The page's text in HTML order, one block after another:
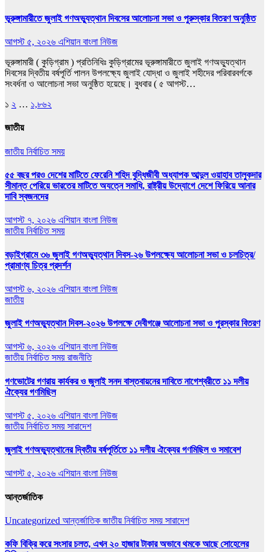
ভূরুঙ্গামারীতে জুলাই গণঅভ‍্যুত্থান দিবসের আলোচনা সভা ও পুরুস্কার বিতরণ অনুষ্ঠিত
আগস্ট ৫, ২০২৬ এশিয়ান বাংলা নিউজ
ভূরুঙ্গামারী ( কুড়িগ্রাম ) প্রতিনিধিঃ কুড়িগ্রামের ভূরুঙ্গামারীতে জুলাই গণঅভ‍্যুত্থান
দিবসের দ্বিতীয় বর্ষপূর্তি পালন উপলক্ষ্যে জুলাই যোদ্ধা ও জুলাই শহীদের পরিবারবর্গকে
সংবর্ধনা ও আলোচনা সভা অনুষ্ঠিত হয়েছে। বুধবার ( ৫ আগস্ট…
Posts
pagination
১ ২ … ১,৮৬২
জাতীয়
জাতীয় নির্বাচিত সময়
৫৫ বছর পরও দেশের মাটিতে ফেরেনি শহিদ বুদ্ধিজীবী অধ্যাপক আব্দুল ওয়াহাব তালুকদার
সীমান্ত পেরিয়ে ভারতের মাটিতে অযত্নে সমাধি, রাষ্ট্রীয় উদ্যোগে দেশে ফিরিয়ে আনার
দাবি স্বজনদের
আগস্ট ৭, ২০২৬ এশিয়ান বাংলা নিউজ
জাতীয় নির্বাচিত সময়
বড়াইগ্রামে ৩৬ জুলাই গণঅভ্যুত্থান দিবস-২৬ উপলক্ষ্যে আলোচনা সভা ও চলচিত্র/
প্রামাণ্য চিত্র প্রদর্শন
আগস্ট ৬, ২০২৬ এশিয়ান বাংলা নিউজ
জাতীয়
জুলাই গণঅভ্যুত্থান দিবস-২০২৬ উপলক্ষে দেবীগঞ্জে আলোচনা সভা ও পুরস্কার বিতরণ
আগস্ট ৬, ২০২৬ এশিয়ান বাংলা নিউজ
জাতীয় নির্বাচিত সময় রাজনীতি
গণভোটের গণরায় কার্যকর ও জুলাই সনদ বাস্তবায়নের দাবিতে নাগেশ্বরীতে ১১ দলীয়
ঐক্যের গণমিছিল
আগস্ট ৫, ২০২৬ এশিয়ান বাংলা নিউজ
জাতীয় নির্বাচিত সময় সারাদেশ
জুলাই গণঅভ্যুত্থানের দ্বিতীয় বর্ষপূর্তিতে ১১ দলীয় ঐক্যের গণমিছিল ও সমাবেশ
আগস্ট ৫, ২০২৬ এশিয়ান বাংলা নিউজ
আন্তর্জাতিক
Uncategorized আন্তর্জাতিক জাতীয় নির্বাচিত সময় সারাদেশ
কফি বিক্রি করে সংসার চলত, এখন ২০ হাজার টাকার অভাবে থমকে আছে সোহেলের